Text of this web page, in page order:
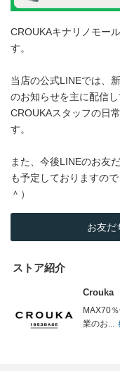
CROUKAキナリノモー
す。
当店の公式LINEでは、
のお知らせを主に配信し
CROUKAスタッフの日
す。
また、今後LINEのお友
も予定しておりますの
＾）
お友
ストア紹介
Crouka
MAX70
業のお...